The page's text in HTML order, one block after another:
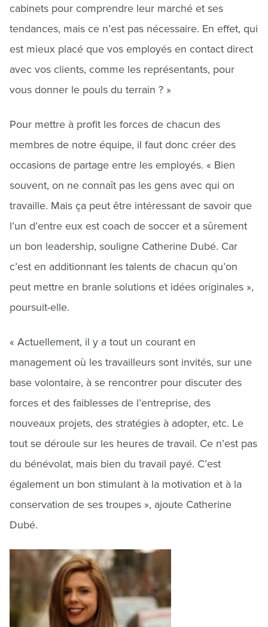
cabinets pour comprendre leur marché et ses
tendances, mais ce n’est pas nécessaire. En effet, qui
est mieux placé que vos employés en contact direct
avec vos clients, comme les représentants, pour
vous donner le pouls du terrain ? »
Pour mettre à profit les forces de chacun des
membres de notre équipe, il faut donc créer des
occasions de partage entre les employés. « Bien
souvent, on ne connaît pas les gens avec qui on
travaille. Mais ça peut être intéressant de savoir que
l’un d’entre eux est coach de soccer et a sûrement
un bon leadership, souligne Catherine Dubé. Car
c’est en additionnant les talents de chacun qu’on
peut mettre en branle solutions et idées originales »,
poursuit-elle.
« Actuellement, il y a tout un courant en
management où les travailleurs sont invités, sur une
base volontaire, à se rencontrer pour discuter des
forces et des faiblesses de l’entreprise, des
nouveaux projets, des stratégies à adopter, etc. Le
tout se déroule sur les heures de travail. Ce n’est pas
du bénévolat, mais bien du travail payé. C’est
également un bon stimulant à la motivation et à la
conservation de ses troupes », ajoute Catherine
Dubé.